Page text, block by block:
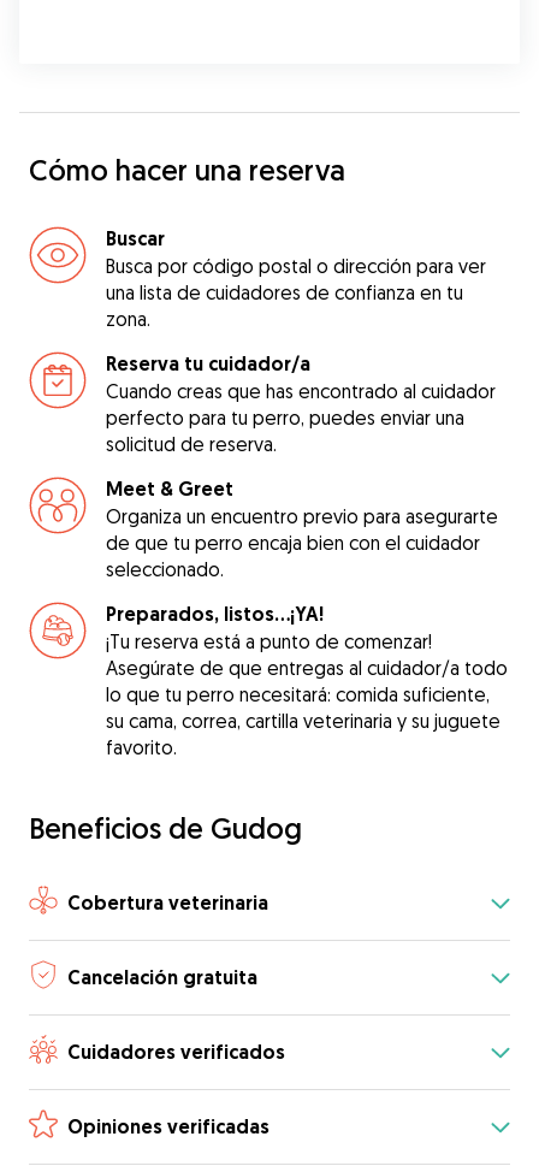
Cómo hacer una reserva
Buscar
Busca por código postal o dirección para ver
una lista de cuidadores de confianza en tu
zona.
Reserva tu cuidador/a
Cuando creas que has encontrado al cuidador
perfecto para tu perro, puedes enviar una
solicitud de reserva.
Meet & Greet
Organiza un encuentro previo para asegurarte
de que tu perro encaja bien con el cuidador
seleccionado.
Preparados, listos...¡YA!
¡Tu reserva está a punto de comenzar!
Asegúrate de que entregas al cuidador/a todo
lo que tu perro necesitará: comida suficiente,
su cama, correa, cartilla veterinaria y su juguete
favorito.
Beneficios de Gudog
Cobertura veterinaria
Cancelación gratuita
Cuidadores verificados
Opiniones verificadas